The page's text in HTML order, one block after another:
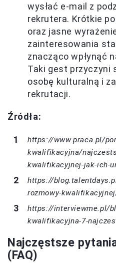
wysłać e-mail z
rekrutera. Krótkie
oraz jasne
zainteresowania
znacząco wpłynąć
Taki gest przyczyni
osobę kulturalną i
rekrutacji.
Źródła:
https://www.praca.pl/
kwalifikacyjna/
kwalifikacyjnej-jak-ich-
https://
rozmowy-
https://interviewme.pl/
kwalifikacyjna-7-
Najczęstsze
(FAQ)